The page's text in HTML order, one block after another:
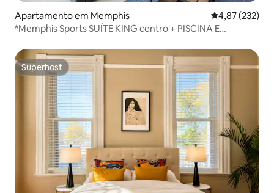
Apartamento em Memphis Classificação
4,87 (232)
*Memphis Sports SUÍTE KING centro + PISCINA E
Superhost
Superhost